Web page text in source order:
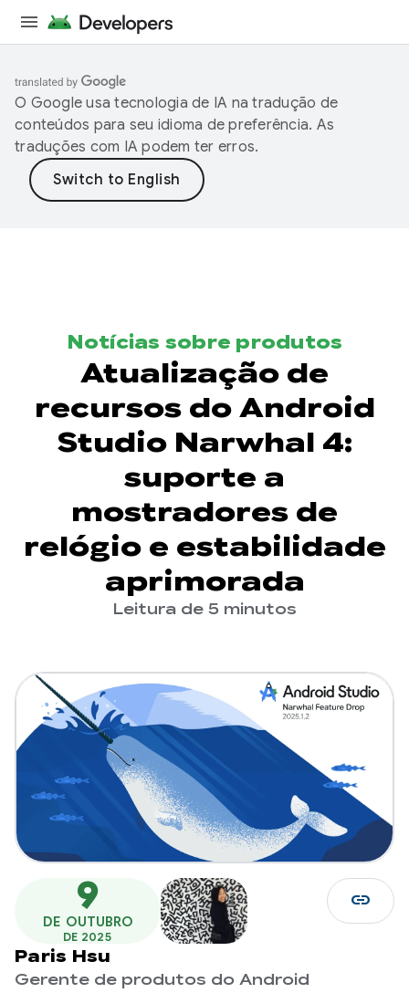
O Google usa tecnologia de IA na tradução de
conteúdos para seu idioma de preferência. As
traduções com IA podem ter erros.
Notícias sobre produtos
Atualização de
recursos do Android
Studio Narwhal 4:
suporte a
mostradores de
relógio e estabilidade
aprimorada
Leitura de 5 minutos
9
DE OUTUBRO
DE 2025
Paris Hsu
Gerente de produtos do Android
link